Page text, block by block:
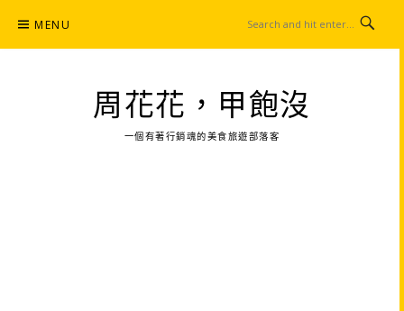
content
MENU
周花花，甲飽沒
一個有著行銷魂的美食旅遊部落客